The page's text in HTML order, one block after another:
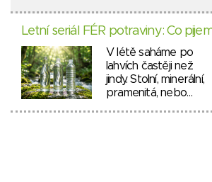
Letní seriál FÉR potraviny: Co
V létě saháme po
lahvích častěji než
jindy. Stolní, minerální,
pramenitá, nebo…